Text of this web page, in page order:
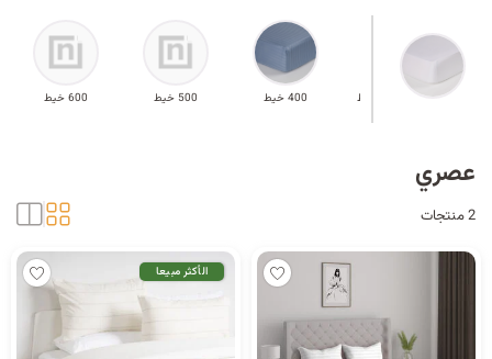
د
200 - 300 خيط 400 خيط 500 خيط 600 خيط
عصري
2 منتجات
الأكثر مبيعا